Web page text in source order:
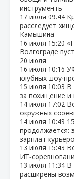
инструменты —
17 июля 09:44
расследует
Камышина
16 июля 15:20
Волгограде
20 июля
16 июля 10:16
клубных
15 июля 10:03 В
за похищение и
14 июля 17:02
окружных
14 июля 10:48
продолжается:
зарплат
13 июля 15:43
13 июля 11:34 В
расширены